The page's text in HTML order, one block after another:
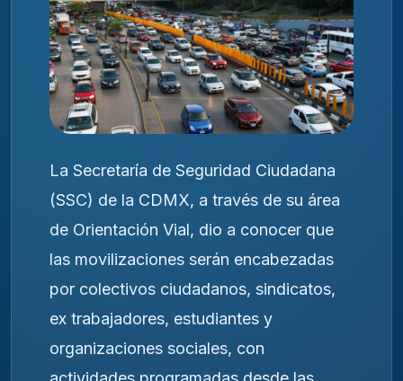
La Secretaría de Seguridad Ciudadana
(SSC) de la CDMX, a través de su área
de Orientación Vial, dio a conocer que
las movilizaciones serán encabezadas
por colectivos ciudadanos, sindicatos,
ex trabajadores, estudiantes y
organizaciones sociales, con